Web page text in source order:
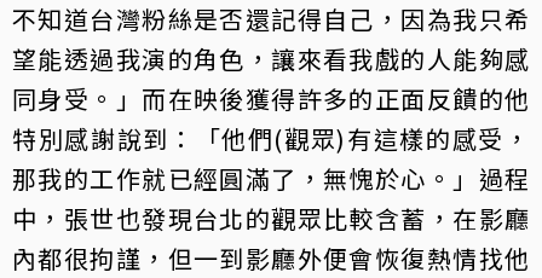
不知道台灣粉絲是否還記得自己，因為我只希
望能透過我演的角色，讓來看我戲的人能夠感
同身受。」而在映後獲得許多的正面反饋的他
特別感謝說到：「他們(觀眾)有這樣的感受，
那我的工作就已經圓滿了，無愧於心。」過程
中，張世也發現台北的觀眾比較含蓄，在影廳
內都很拘謹，但一到影廳外便會恢復熱情找他